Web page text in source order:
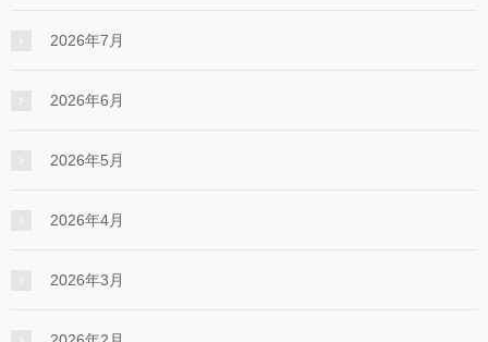
2026年7月
2026年6月
2026年5月
2026年4月
2026年3月